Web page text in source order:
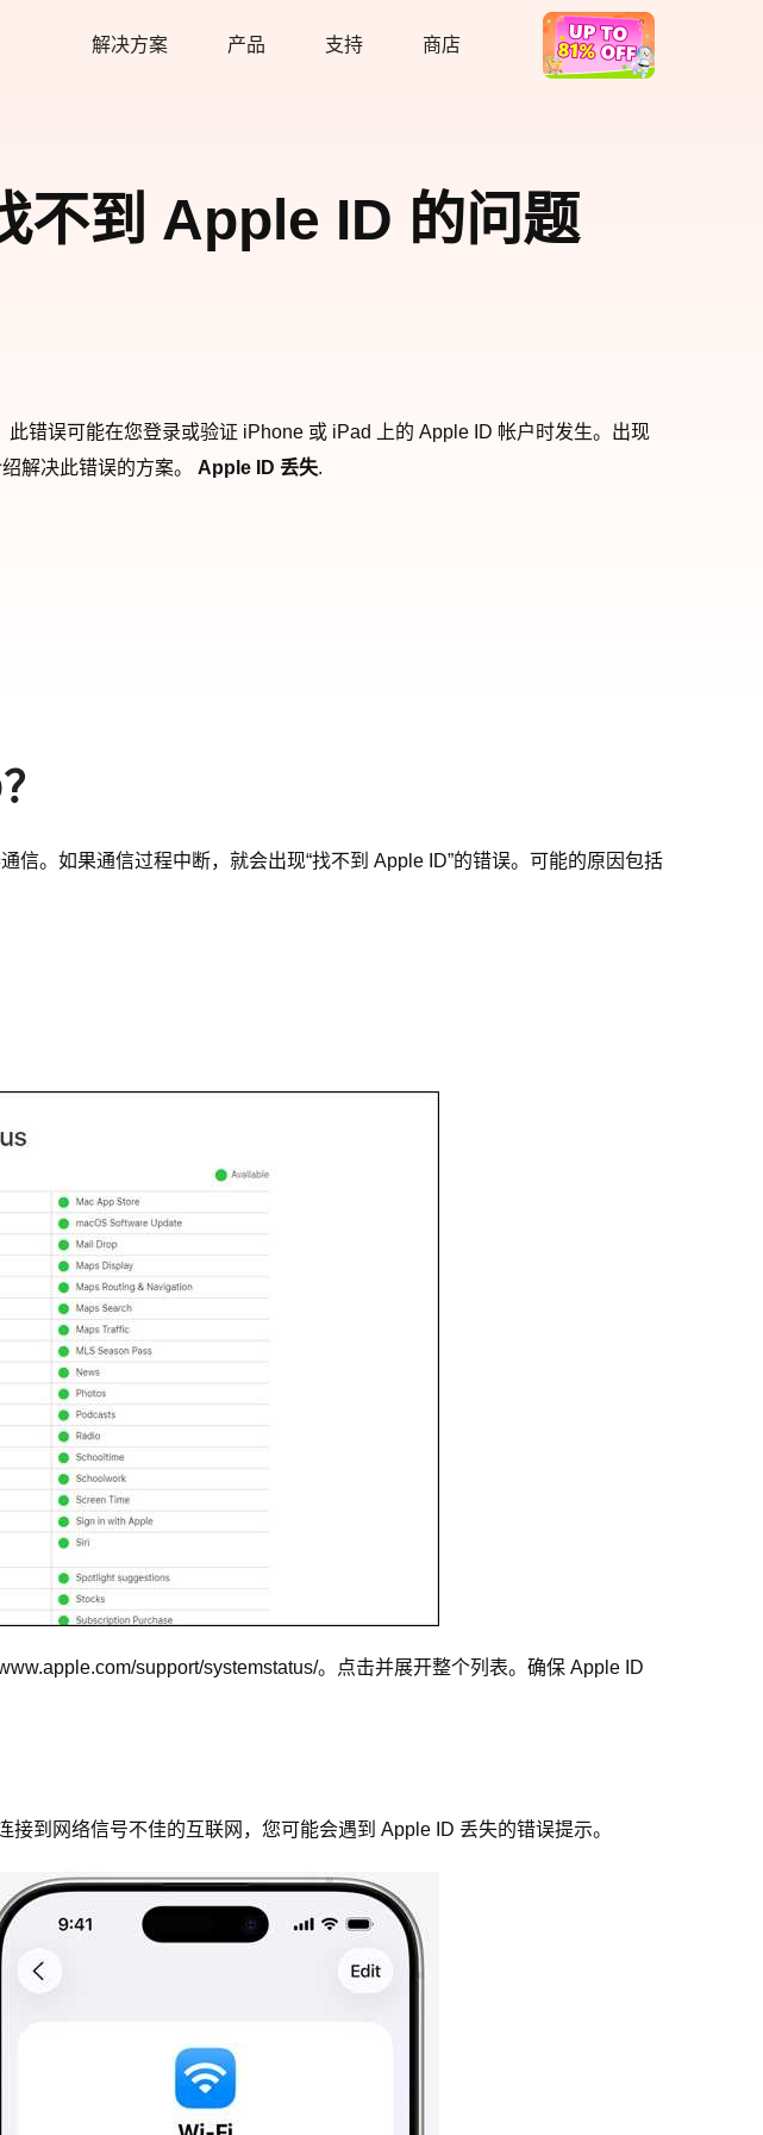
解决方案 产品 支持 商店
热卖
不到 Apple ID 的问题
错误可能在您登录或验证 iPhone 或 iPad 上的 Apple ID 帐户时发生。出现
解决此错误的方案。 Apple ID 丢失.
。如果通信过程中断，就会出现“找不到 Apple ID”的错误。可能的原因包括
support/systemstatus/。点击并展开整个列表。确保 Apple ID
到网络信号不佳的互联网，您可能会遇到 Apple ID 丢失的错误提示。